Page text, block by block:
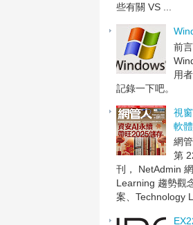
些有關 VS ...
前
用
記錄一下吧。
視
軟
網
第
刊， NetAdmin
Learning 趨勢觀
案、Technology